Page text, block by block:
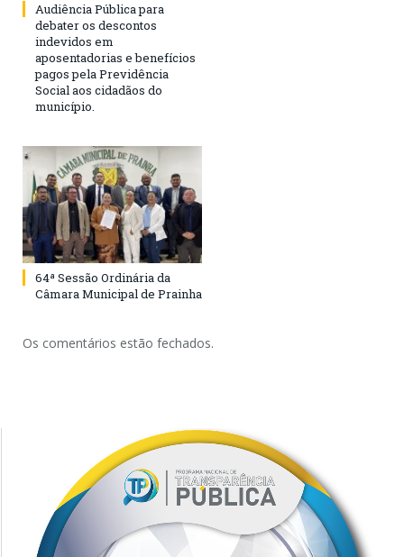
Audiência Pública para
debater os descontos
indevidos em
aposentadorias e benefícios
pagos pela Previdência
Social aos cidadãos do
município.
64ª Sessão Ordinária da
Câmara Municipal de Prainha
Os comentários estão fechados.